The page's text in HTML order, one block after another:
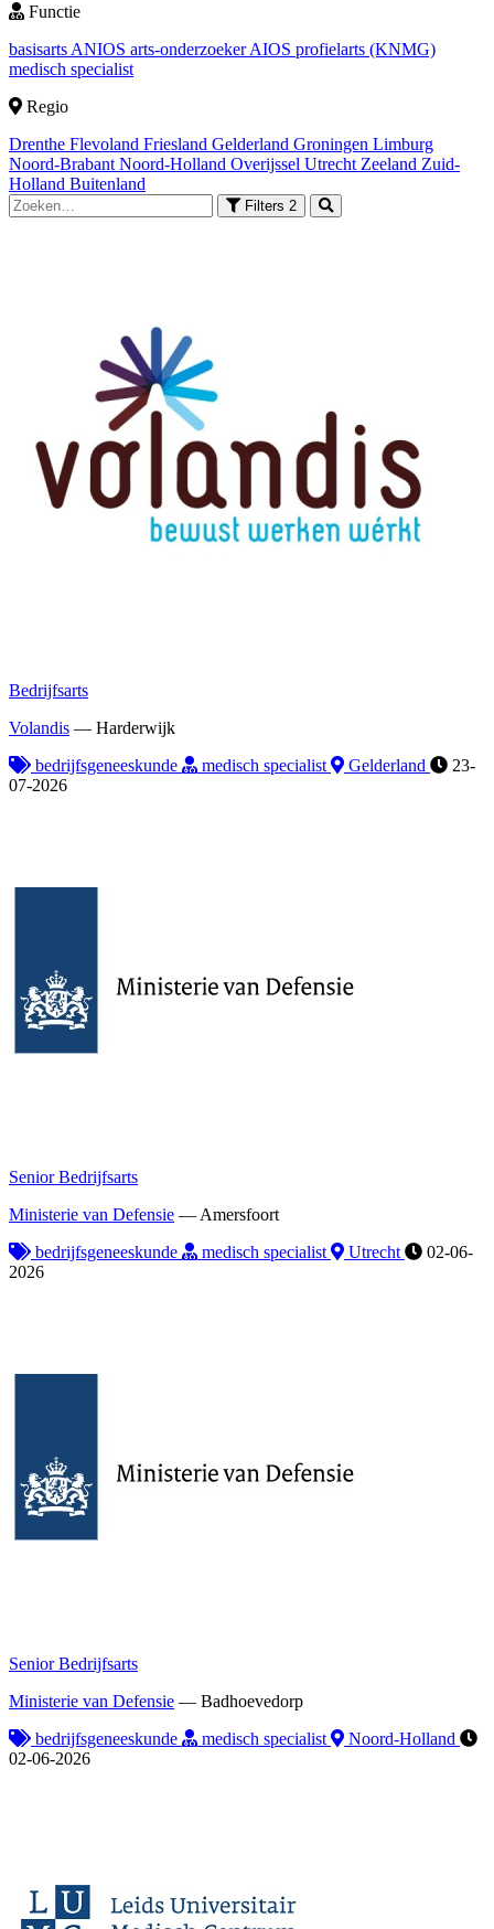
Functie
basisarts ANIOS arts-onderzoekerAIOS profielarts (KNMG)
medisch specialist
Regio
Drenthe Flevoland Friesland Gelderland Groningen Limburg
Noord-Brabant Noord-Holland Overijssel Utrecht Zeeland Zuid-
Holland Buitenland
Filters 2
Bedrijfsarts
Volandis — Harderwijk
bedrijfsgeneeskunde
medisch specialist Gelderland
23-
07-2026
Senior Bedrijfsarts
Ministerie van Defensie — Amersfoort
bedrijfsgeneeskunde
medisch specialist Utrecht
02-06-
2026
Senior Bedrijfsarts
Ministerie van Defensie — Badhoevedorp
bedrijfsgeneeskunde
medisch specialist
Noord-Holland
02-06-2026